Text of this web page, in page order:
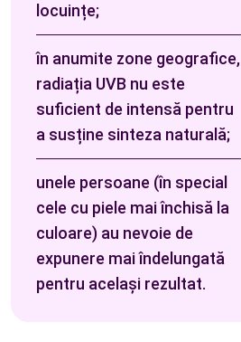
locuințe;
în anumite zone geografice,
radiația UVB nu este
suficient de intensă pentru
a susține sinteza naturală;
unele persoane (în special
cele cu piele mai închisă la
culoare) au nevoie de
expunere mai îndelungată
pentru același rezultat.